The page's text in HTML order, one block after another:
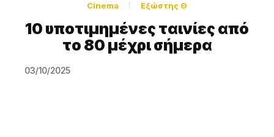
Cinema Εξώστης Θ
10 υποτιμημένες ταινίες από
το 80 μέχρι σήμερα
03/10/2025